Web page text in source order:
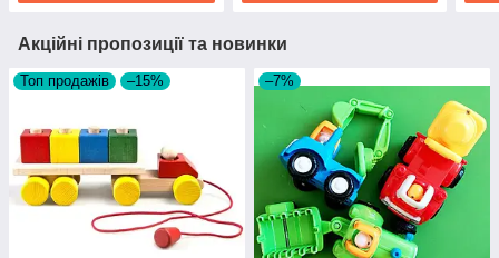
Акційні пропозиції та новинки
Топ продажів –15% –7%